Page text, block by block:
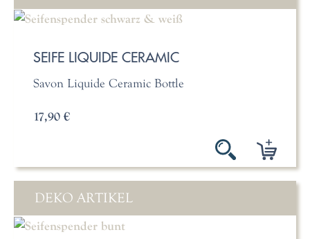
SEIFE LIQUIDE CERAMIC
Savon Liquide Ceramic Bottle
17,90 €
DEKO ARTIKEL